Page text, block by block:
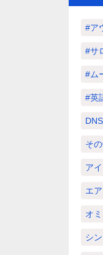
#ア
#サ
#ム
#英
そ
ア
エ
オ
シ